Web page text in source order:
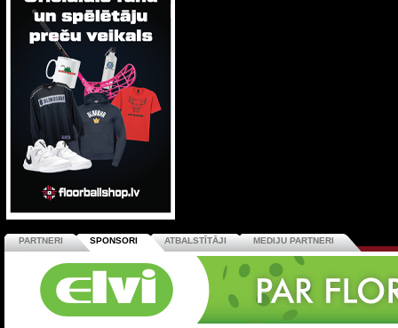
PARTNERI SPONSORI ATBALSTĪTĀJI MEDIJU PARTNERI